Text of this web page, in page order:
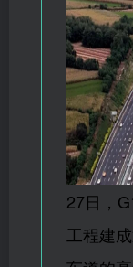
27日，
工程建